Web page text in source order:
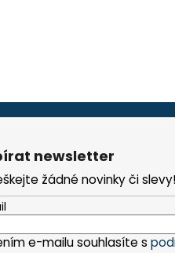
newsletter
žádné novinky či slevy!
e-mailu souhlasíte s